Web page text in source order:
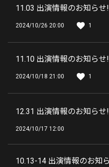
11.03 出演情報のお知らせ
2024/10/26 20:00 1
11.10 出演情報のお知らせ
2024/10/18 21:00 1
12.31 出演情報のお知らせ
2024/10/17 12:00
10.13-14 出演情報のお知